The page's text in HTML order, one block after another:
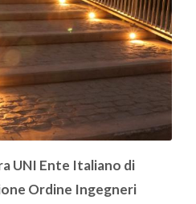
UNI Ente Italiano di
Ordine Ingegneri